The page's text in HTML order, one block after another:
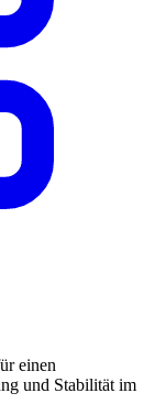
einen
und Stabilität im